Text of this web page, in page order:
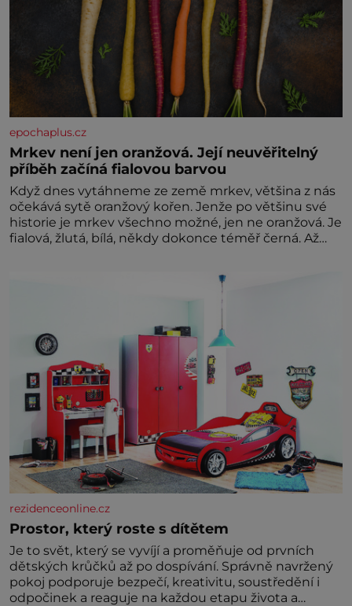
epochaplus.cz
Mrkev není jen oranžová. Její neuvěřitelný
příběh začíná fialovou barvou
Když dnes vytáhneme ze země mrkev, většina z nás
očekává sytě oranžový kořen. Jenže po většinu své
historie je mrkev všechno možné, jen ne oranžová. Je
fialová, žlutá, bílá, někdy dokonce téměř černá. Až
nedokážeme představit. Její příběh je
rezidenceonline.cz
Prostor, který roste s dítětem
Je to svět, který se vyvíjí a proměňuje od prvních
dětských krůčků až po dospívání. Správně navržený
pokoj podporuje bezpečí, kreativitu, soustředění i
odpočinek a reaguje na každou etapu života a